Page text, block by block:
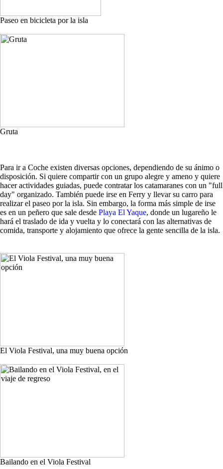
Paseo en bicicleta por la isla
Gruta
Para ir a Coche existen diversas opciones, dependiendo de su ánimo o
disposición. Si quiere compartir con un grupo alegre y ameno y quiere
hacer actividades guiadas, puede contratar los catamaranes con un "full
day" organizado. También puede irse en Ferry y llevar su carro para
realizar el paseo por la isla. Sin embargo, la forma más simple de irse
es en un peñero que sale desde Playa El Yaque, donde un lugareño le
hará el traslado de ida y vuelta y lo conectará con las alternativas de
comida, transporte y alojamiento que ofrece la gente sencilla de la isla.
El Viola Festival, una muy buena opción
Bailando en el Viola Festival